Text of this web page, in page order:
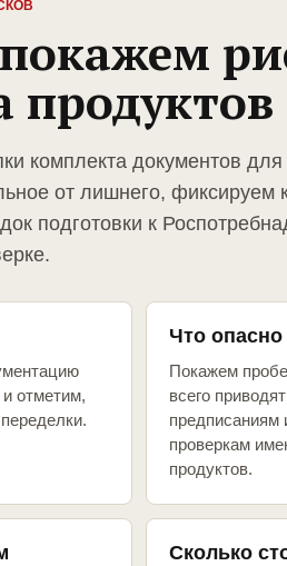
продуктов
комплекта документов
от лишнего, фиксируем
подготовки к
и отметим,
Что опасно
Покажем
всего
предписаниям
проверкам
продуктов.
Сколько